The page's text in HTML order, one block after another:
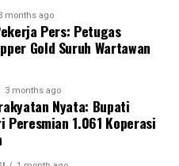
bencana tidak bisa
kesehatan formal.
berbasis masyarakat
ini memperjelas
di lapangan,” ujar
lewat simulasi
hingga penyamaan
months ago
Pers: Petugas
Gold Suruh Wartawan
3 months ago
Nyata: Bupati
Peresmian 1.061 Koperasi